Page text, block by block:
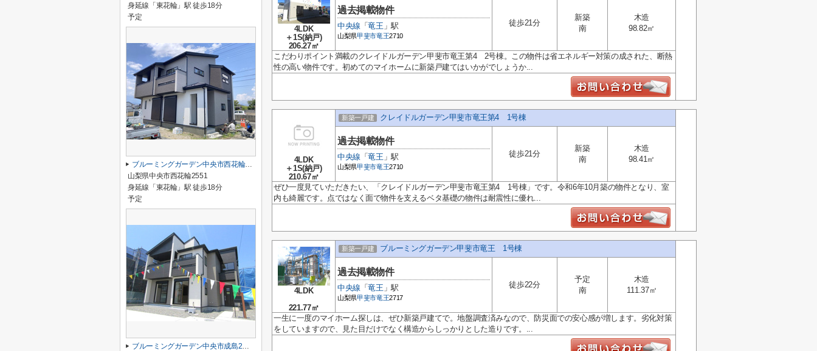
4LDK
＋1S(納戸)
206.27㎡
過去掲載物件
中央線 「竜王 」駅
山梨県甲斐市竜王2710
徒歩21分
新築
南
木造
98.82㎡
こだわりポイント満載のクレイドルガーデン甲斐市竜王第4 2号棟。この物件は省エネルギー対策の成された、断熱
性の高い物件です。初めてのマイホームに新築戸建てはいかがでしょうか...
4LDK
＋1S(納戸)
210.67㎡
新築一戸建 クレイドルガーデン甲斐市竜王第4 1号棟
過去掲載物件
中央線 「竜王 」駅
山梨県甲斐市竜王2710
徒歩21分
新築
南
木造
98.41㎡
ぜひ一度見ていただきたい、「クレイドルガーデン甲斐市竜王第4 1号棟」です。令和6年10月築の物件となり、室
内も綺麗です。点ではなく面で物件を支えるベタ基礎の物件は耐震性に優れ...
4LDK
221.77㎡
新築一戸建 ブルーミングガーデン甲斐市竜王 1号棟
過去掲載物件
中央線 「竜王 」駅
山梨県甲斐市竜王2717
徒歩22分
予定
南
木造
111.37㎡
一生に一度のマイホーム探しは、ぜひ新築戸建てで。地盤調査済みなので、防災面での安心感が増します。劣化対策
をしていますので、見た目だけでなく構造からしっかりとした造りです。...
身延線「東花輪」駅 徒歩18分
予定
ブルーミングガーデン中央市西花輪2期 1号棟
山梨県中央市西花輪2551
身延線「東花輪」駅 徒歩18分
予定
ブルーミングガーデン中央市成島2期 2号棟